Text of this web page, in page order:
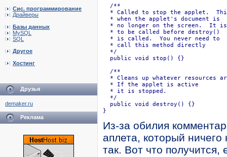
Сис. программирование
Драйверы
Базы данных
MySQL
SQL
Другое
Хостинг
Друзья
demaker.ru
Реклама
  /**
* Called to stop the applet.
  * when the applet's document is
* no longer on the screen.  It
  * to be called before destroy()
  * is called.  You never need to
  * call this method directly
  */
  public void stop() {}
  /**
* Cleans up whatever resources
  * If the applet is active
  * it is stopped.
  */
  public void destroy() {}
}
Из-за обилия
аплета, который
так. Вот что